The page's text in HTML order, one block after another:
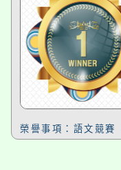
榮譽事項：語文競賽